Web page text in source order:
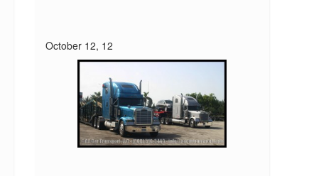
October 12, 12